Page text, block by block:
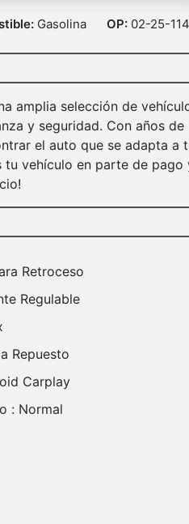
Gasolina OP: 02-25-
amplia selección de
y seguridad. Con años de
el auto que se adapta a
tu vehículo en parte de pago
Retroceso
Regulable
Repuesto
Carplay
: Normal